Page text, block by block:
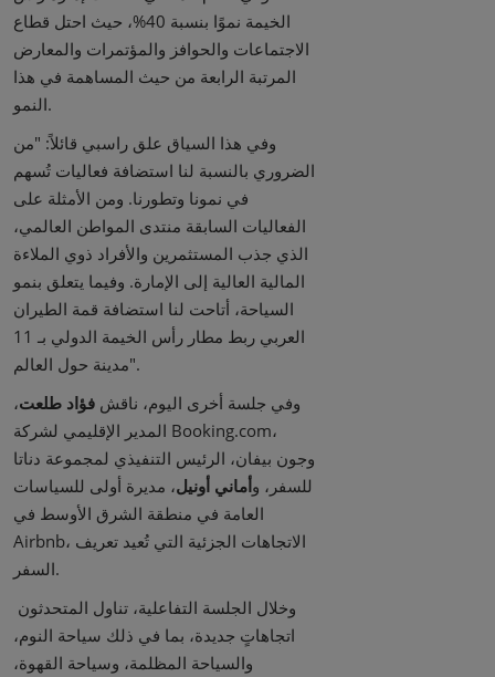
الخيمة نموًا بنسبة 40%، حيث احتل قطاع
الاجتماعات والحوافز والمؤتمرات والمعارض
المرتبة الرابعة من حيث المساهمة في هذا
النمو.
وفي هذا السياق علق راسبي قائلاً: "من
الضروري بالنسبة لنا استضافة فعاليات تُسهم
في نمونا وتطورنا. ومن الأمثلة على
الفعاليات السابقة منتدى المواطن العالمي،
الذي جذب المستثمرين والأفراد ذوي الملاءة
المالية العالية إلى الإمارة. وفيما يتعلق بنمو
السياحة، أتاحت لنا استضافة قمة الطيران
العربي ربط مطار رأس الخيمة الدولي بـ 11
مدينة حول العالم".
وفي جلسة أخرى اليوم، ناقش فؤاد طلعت،
المدير الإقليمي لشركة Booking.com،
وجون بيفان، الرئيس التنفيذي لمجموعة دناتا
للسفر، وأماني أونيل، مديرة أولى للسياسات
العامة في منطقة الشرق الأوسط في
Airbnb، الاتجاهات الجزئية التي تُعيد تعريف
السفر.
اتجاهاتٍ جديدة، بما في ذلك سياحة النوم،
والسياحة المظلمة، وسياحة القهوة،